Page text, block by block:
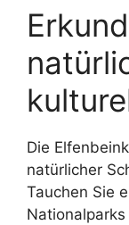
Die
natürlicher
Tauchen Sie